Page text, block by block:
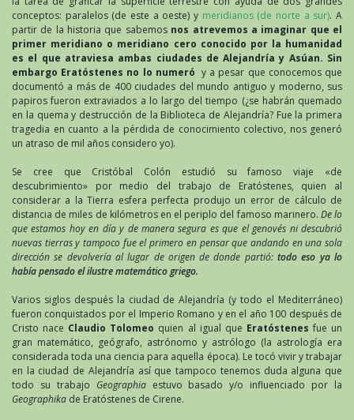
conceptos: paralelos (de este a oeste) y meridianos (de norte a sur). A
partir de la historia que sabemos nos atrevemos a imaginar que el
primer meridiano o meridiano cero conocido por la humanidad
es el que atraviesa ambas ciudades de Alejandría y Asúan. Sin
embargo Eratóstenes no lo numeróy a pesar que conocemos que
documentó a más de 400 ciudades del mundo antiguo y moderno, sus
papiros fueron extraviados a lo largo del tiempo (¿se habrán quemado
en la quema y destrucción de la Biblioteca de Alejandría? Fue la primera
tragedia en cuanto a la pérdida de conocimiento colectivo, nos generó
un atraso de mil años considero yo).
Se cree que Cristóbal Colón estudió su famoso viaje «de
descubrimiento» por medio del trabajo de Eratóstenes, quien al
considerar a la Tierra esfera perfecta produjo un error de cálculo de
distancia de miles de kilómetros en el periplo del famoso marinero. De lo
que estamos hoy en día y de manera segura es que el genovés ni descubrió
nuevas tierras y tampoco fue el primero en pensar que andando en una sola
dirección se devolvería al lugar de origen de donde partió:todo eso ya lo
había pensado el ilustre matemático griego.
Varios siglos después la ciudad de Alejandría (y todo el Mediterráneo)
fueron conquistados por el Imperio Romano y en el año 100 después de
Cristo nace Claudio Tolomeo quien al igual que Eratóstenes fue un
gran matemático, geógrafo, astrónomo y astrólogo (la astrología era
considerada toda una ciencia para aquella época). Le tocó vivir y trabajar
en la ciudad de Alejandría así que tampoco tenemos duda alguna que
todo su trabajo Geographiaestuvo basado y/o influenciado por la
Geographika de Eratóstenes de Cirene.